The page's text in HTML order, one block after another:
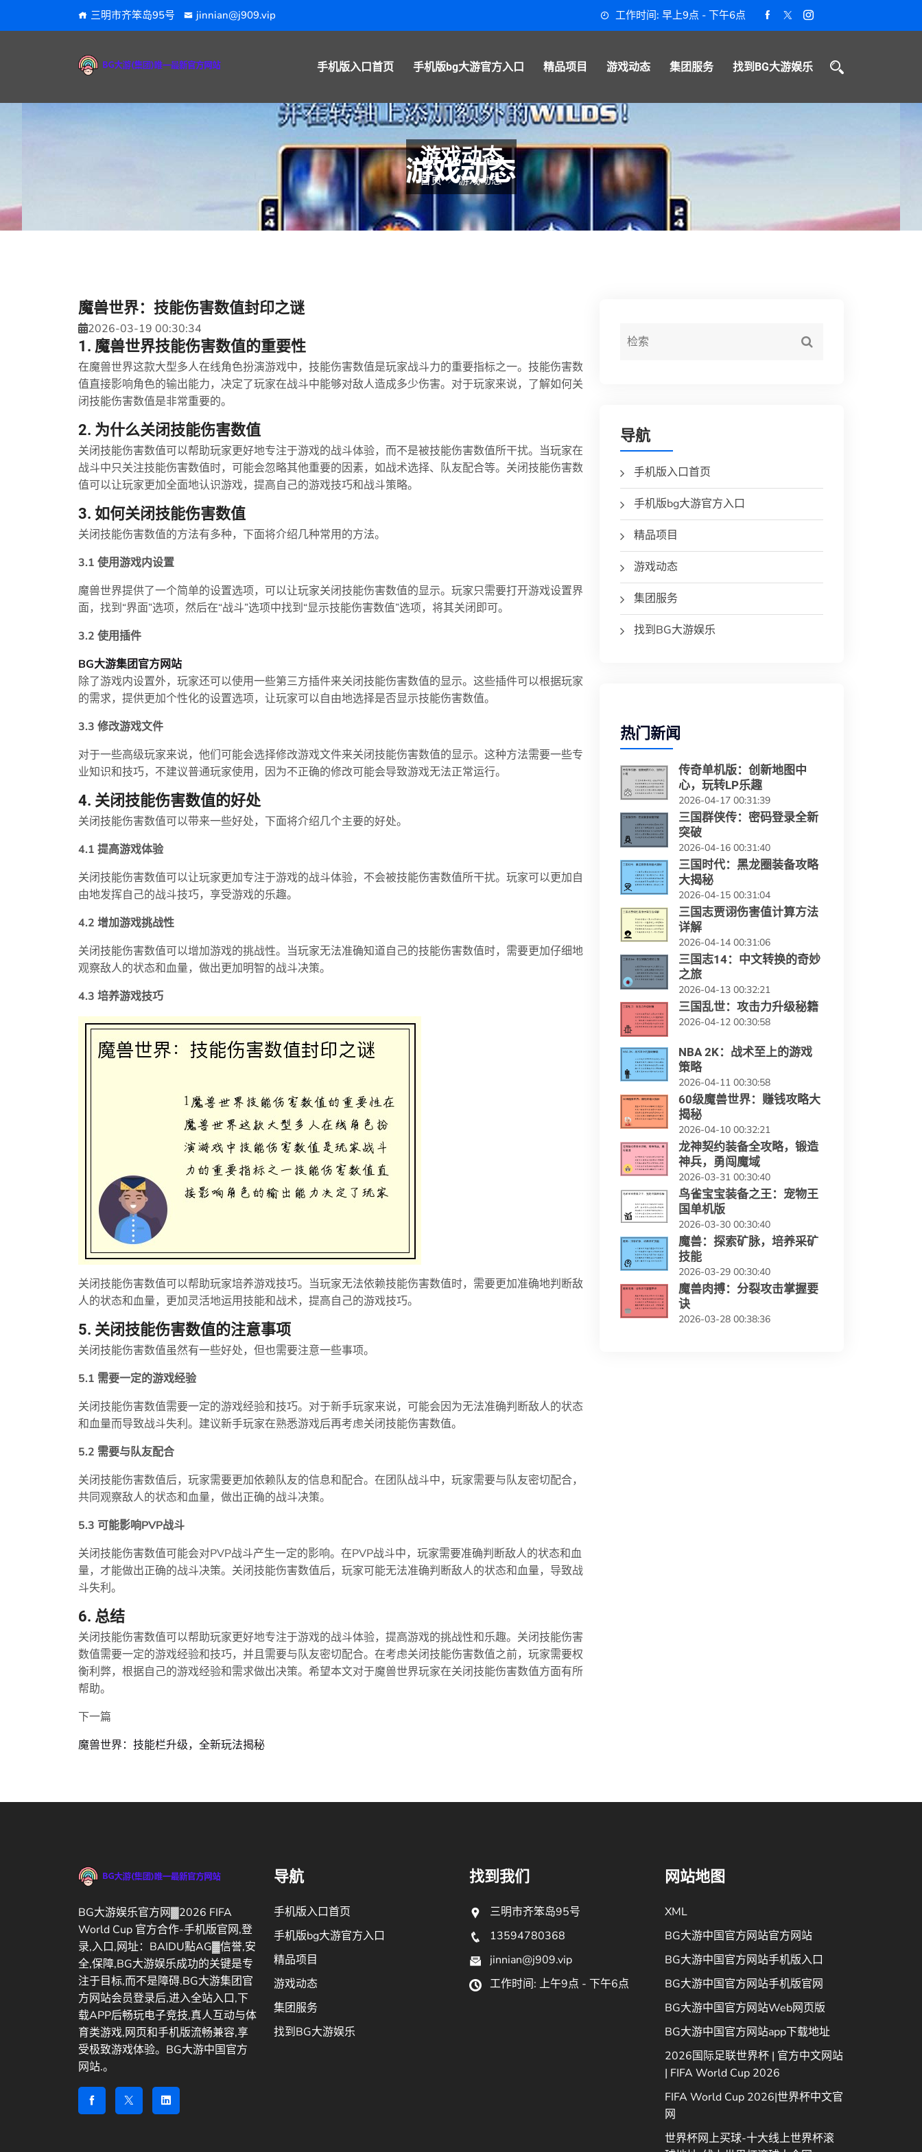
三明市齐笨岛95号 jinnian@j909.vip 工作时间: 早上9点 - 下午6点
手机版入口首页 手机版bg大游官方入口 精品项目 游戏动态 集团服务 找到BG大游娱乐
游戏动态
首页 游戏动态
魔兽世界：技能伤害数值封印之谜
2026-03-19 00:30:34
1. 魔兽世界技能伤害数值的重要性
在魔兽世界这款大型多人在线角色扮演游戏中，技能伤害数值是玩家战斗力的重要指标之一。技能伤害数
值直接影响角色的输出能力，决定了玩家在战斗中能够对敌人造成多少伤害。对于玩家来说，了解如何关
闭技能伤害数值是非常重要的。
2. 为什么关闭技能伤害数值
关闭技能伤害数值可以帮助玩家更好地专注于游戏的战斗体验，而不是被技能伤害数值所干扰。当玩家在
战斗中只关注技能伤害数值时，可能会忽略其他重要的因素，如战术选择、队友配合等。关闭技能伤害数
值可以让玩家更加全面地认识游戏，提高自己的游戏技巧和战斗策略。
3. 如何关闭技能伤害数值
关闭技能伤害数值的方法有多种，下面将介绍几种常用的方法。
3.1 使用游戏内设置
魔兽世界提供了一个简单的设置选项，可以让玩家关闭技能伤害数值的显示。玩家只需要打开游戏设置界
面，找到“界面”选项，然后在“战斗”选项中找到“显示技能伤害数值”选项，将其关闭即可。
3.2 使用插件
BG大游集团官方网站
除了游戏内设置外，玩家还可以使用一些第三方插件来关闭技能伤害数值的显示。这些插件可以根据玩家
的需求，提供更加个性化的设置选项，让玩家可以自由地选择是否显示技能伤害数值。
3.3 修改游戏文件
对于一些高级玩家来说，他们可能会选择修改游戏文件来关闭技能伤害数值的显示。这种方法需要一些专
业知识和技巧，不建议普通玩家使用，因为不正确的修改可能会导致游戏无法正常运行。
4. 关闭技能伤害数值的好处
关闭技能伤害数值可以带来一些好处，下面将介绍几个主要的好处。
4.1 提高游戏体验
关闭技能伤害数值可以让玩家更加专注于游戏的战斗体验，不会被技能伤害数值所干扰。玩家可以更加自
由地发挥自己的战斗技巧，享受游戏的乐趣。
4.2 增加游戏挑战性
关闭技能伤害数值可以增加游戏的挑战性。当玩家无法准确知道自己的技能伤害数值时，需要更加仔细地
观察敌人的状态和血量，做出更加明智的战斗决策。
4.3 培养游戏技巧
关闭技能伤害数值可以帮助玩家培养游戏技巧。当玩家无法依赖技能伤害数值时，需要更加准确地判断敌
人的状态和血量，更加灵活地运用技能和战术，提高自己的游戏技巧。
5. 关闭技能伤害数值的注意事项
关闭技能伤害数值虽然有一些好处，但也需要注意一些事项。
5.1 需要一定的游戏经验
关闭技能伤害数值需要一定的游戏经验和技巧。对于新手玩家来说，可能会因为无法准确判断敌人的状态
和血量而导致战斗失利。建议新手玩家在熟悉游戏后再考虑关闭技能伤害数值。
5.2 需要与队友配合
关闭技能伤害数值后，玩家需要更加依赖队友的信息和配合。在团队战斗中，玩家需要与队友密切配合，
共同观察敌人的状态和血量，做出正确的战斗决策。
5.3 可能影响PVP战斗
关闭技能伤害数值可能会对PVP战斗产生一定的影响。在PVP战斗中，玩家需要准确判断敌人的状态和血
量，才能做出正确的战斗决策。关闭技能伤害数值后，玩家可能无法准确判断敌人的状态和血量，导致战
斗失利。
6. 总结
关闭技能伤害数值可以帮助玩家更好地专注于游戏的战斗体验，提高游戏的挑战性和乐趣。关闭技能伤害
数值需要一定的游戏经验和技巧，并且需要与队友密切配合。在考虑关闭技能伤害数值之前，玩家需要权
衡利弊，根据自己的游戏经验和需求做出决策。希望本文对于魔兽世界玩家在关闭技能伤害数值方面有所
帮助。
下一篇
魔兽世界：技能栏升级，全新玩法揭秘
导航
手机版入口首页
手机版bg大游官方入口
精品项目
游戏动态
集团服务
找到BG大游娱乐
热门新闻
传奇单机版：创新地图中
心，玩转LP乐趣
2026-04-17 00:31:39
三国群侠传：密码登录全新
突破
2026-04-16 00:31:40
三国时代：黑龙圈装备攻略
大揭秘
2026-04-15 00:31:04
三国志贾诩伤害值计算方法
详解
2026-04-14 00:31:06
三国志14：中文转换的奇妙
之旅
2026-04-13 00:32:21
三国乱世：攻击力升级秘籍
2026-04-12 00:30:58
NBA 2K：战术至上的游戏
策略
2026-04-11 00:30:58
60级魔兽世界：赚钱攻略大
揭秘
2026-04-10 00:32:21
龙神契约装备全攻略，锻造
神兵，勇闯魔域
2026-03-31 00:30:40
鸟雀宝宝装备之王：宠物王
国单机版
2026-03-30 00:30:40
魔兽：探索矿脉，培养采矿
技能
2026-03-29 00:30:40
魔兽肉搏：分裂攻击掌握要
诀
2026-03-28 00:38:36
BG大游娱乐官方网▓2026 FIFA
World Cup 官方合作-手机版官网,登
录,入口,网址：BAIDU點AG▓信誉,安
全,保障,BG大游娱乐成功的关键是专
注于目标,而不是障碍.BG大游集团官
方网站会员登录后,进入全站入口,下
载APP后畅玩电子竞技,真人互动与体
育类游戏,网页和手机版流畅兼容,享
受极致游戏体验。BG大游中国官方
网站.。
导航
手机版入口首页
手机版bg大游官方入口
精品项目
游戏动态
集团服务
找到BG大游娱乐
找到我们
三明市齐笨岛95号
13594780368
jinnian@j909.vip
工作时间: 上午9点 - 下午6点
网站地图
XML
BG大游中国官方网站官方网站
BG大游中国官方网站手机版入口
BG大游中国官方网站手机版官网
BG大游中国官方网站Web网页版
BG大游中国官方网站app下载地址
2026国际足联世界杯 | 官方中文网站
| FIFA World Cup 2026
FIFA World Cup 2026|世界杯中文官
网
世界杯网上买球-十大线上世界杯滚